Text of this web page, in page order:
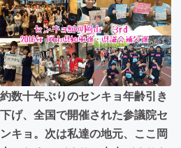
テクノロジー・ガジェット
映像・映画
ビジネス・起業
まちづくり・地域活性化
約数十年ぶりのセンキョ年齢引き
下げ、全国で開催された参議院セ
ンキョ。次は私達の地元、ここ岡